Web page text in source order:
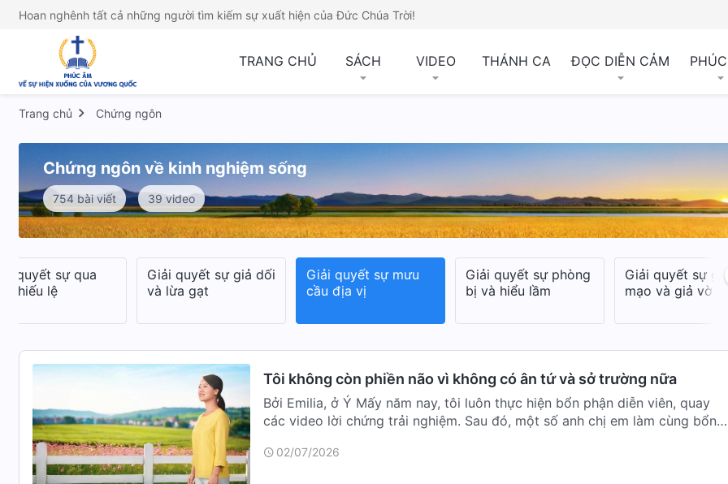
Hoan nghênh tất cả những người tìm kiếm sự xuất hiện của Đức Chúa Trời!
TRANG CHỦ SÁCH VIDEO THÁNH CA ĐỌC DIỄN CẢM
Trang chủ Chứng ngôn
Chứng ngôn về kinh nghiệm sống
754 bài viết 39 video
quyết sự qua
chiếu lệ
Giải quyết sự giả dối
và lừa gạt
Giải quyết sự mưu
cầu địa vị
Giải quyết sự phòng
bị và hiểu lầm
Giải quyết sự
mạo và giả vờ
Tôi không còn phiền não vì không có ân tứ và sở trường nữa
Bởi Emilia, ở Ý Mấy năm nay, tôi luôn thực hiện bổn phận diễn viên, quay
các video lời chứng trải nghiệm. Sau đó, một số anh chị em làm cùng bổn
02/07/2026